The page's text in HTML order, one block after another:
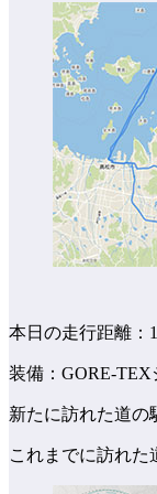
本日の走行距離：
装備：GORE-TEX
新たに訪れた道の
これまでに訪れた